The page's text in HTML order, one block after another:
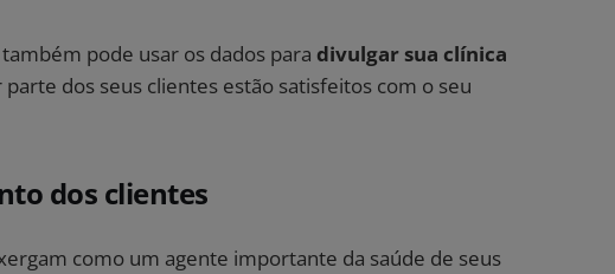
pode usar os dados para divulgar sua clínica
dos seus clientes estão satisfeitos com o seu
dos clientes​
como um agente importante da saúde de seus